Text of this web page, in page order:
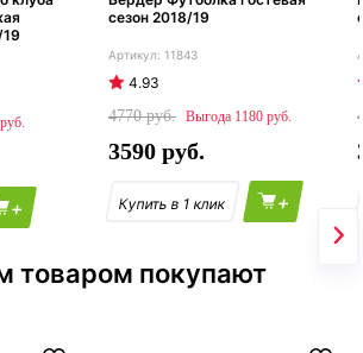
+
сезон 2018/19
11843
4.93
4770
1180
3590
+
товаром покупают